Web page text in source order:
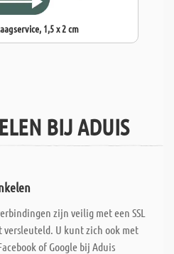
1,5 x 2 cm
BIJ ADUIS
zijn veilig met een SSL
U kunt zich ook met
of Google bij Aduis